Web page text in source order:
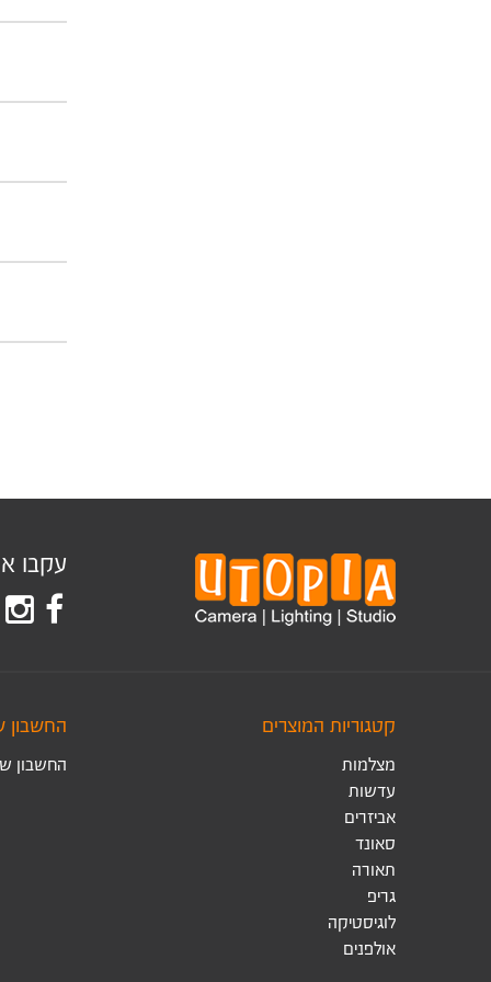
עקבו
קטגוריות המוצרים
מצלמות
עדשות
אביזרים
סאונד
תאורה
גריפ
לוגיסטיקה
אולפנים
החשבון
החשבון